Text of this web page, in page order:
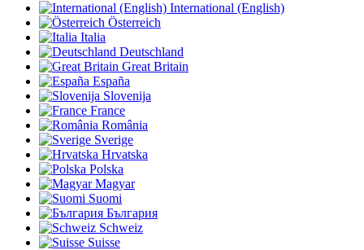
International (English)
Österreich
Italia
Deutschland
Great Britain
España
Slovenija
France
România
Sverige
Hrvatska
Polska
Magyar
Suomi
България
Schweiz
Suisse